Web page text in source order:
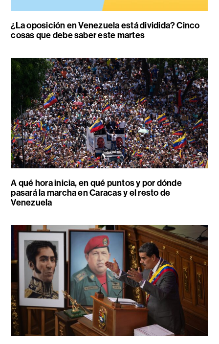
¿La oposición en Venezuela está dividida? Cinco
cosas que debe saber este martes
A qué hora inicia, en qué puntos y por dónde
pasará la marcha en Caracas y el resto de
Venezuela